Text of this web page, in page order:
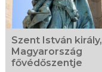
Szent István király,
Magyarország
fővédőszentje